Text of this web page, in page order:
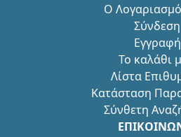
Ο
Σύνδεση
Εγγραφή
Το καλάθι
Λίστα
Κατάσταση
Σύνθετη